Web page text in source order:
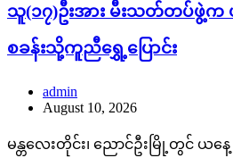
သူ(၁၇)ဦးအား မီးသတ်တပ်ဖွဲ့က
စခန်းသို့ကူညီရွှေ့ပြောင်း
admin
August 10, 2026
မန္တလေးတိုင်း၊ ညောင်ဦးမြို့တွင် ယ